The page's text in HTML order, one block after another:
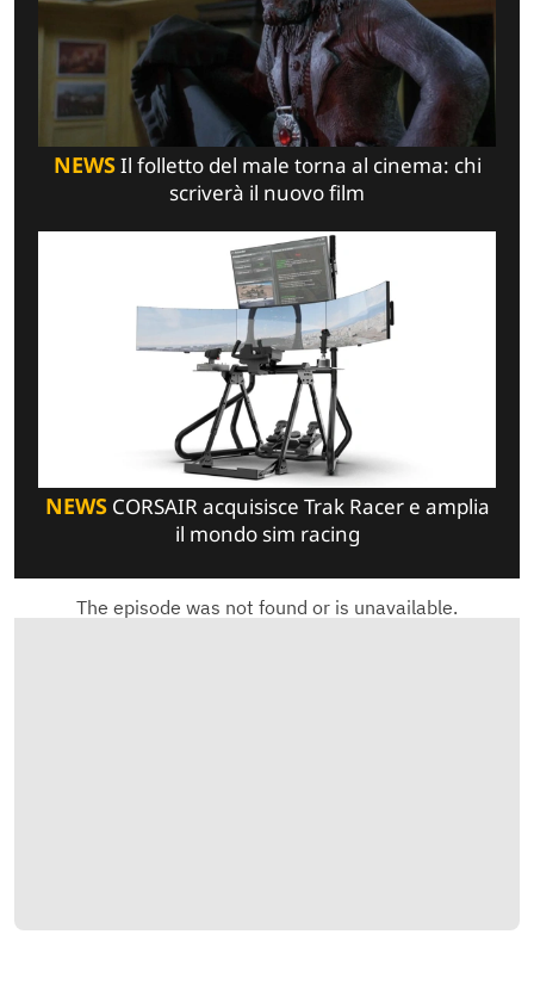
NEWSIl folletto del male torna al cinema: chi
scriverà il nuovo film
NEWSCORSAIR acquisisce Trak Racer e amplia
il mondo sim racing